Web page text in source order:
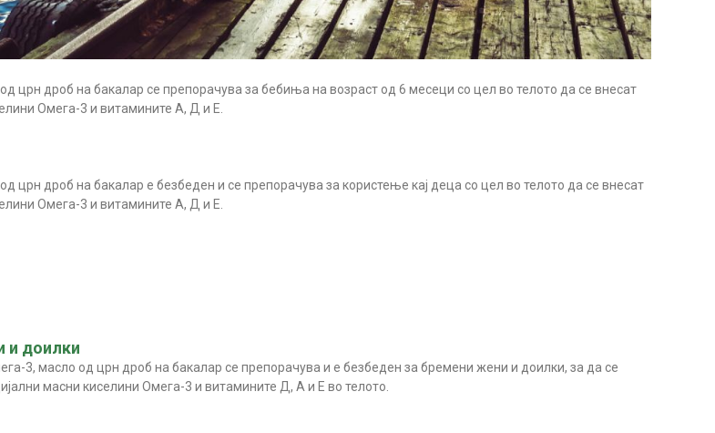
црн дроб на бакалар се препорачува за бебиња на возраст од 6 месеци со цел во телото да се внесат
Омега-3 и витамините А, Д и Е.
црн дроб на бакалар е безбеден и се препорачува за користење кај деца со цел во телото да се внесат
Омега-3 и витамините А, Д и Е.
и доилки
3, масло од црн дроб на бакалар се препорачува и е безбеден за бремени жени и доилки, за да се
масни киселини Омега-3 и витамините Д, А и Е во телото.